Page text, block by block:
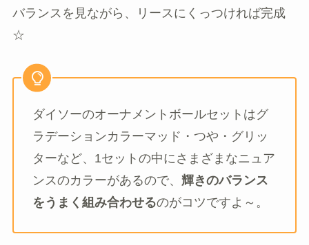
バランスを見ながら、リースにくっつければ完成
☆
ダイソーのオーナメントボールセットはグ
ラデーションカラーマッド・つや・グリッ
ターなど、1セットの中にさまざまなニュア
ンスのカラーがあるので、 輝きのバランス
をうまく組み合わせるのがコツですよ～。